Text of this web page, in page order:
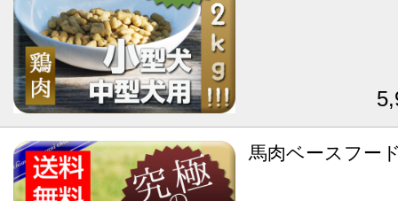
馬肉ベースフー